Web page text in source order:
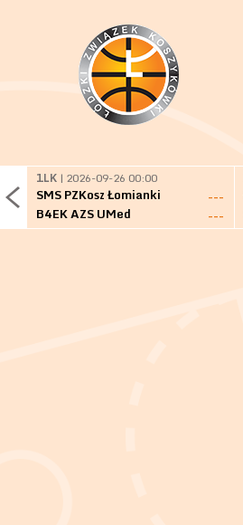
1LK | 2026-09-26 00:00
SMS PZKosz Łomianki
---
B4EK AZS UMed
---